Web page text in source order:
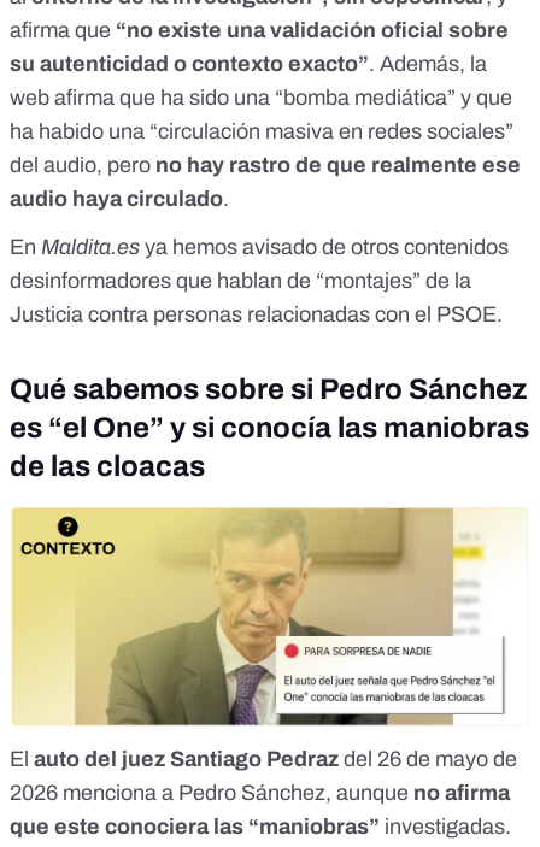
afirma que “no existe una validación oficial sobre
su autenticidad o contexto exacto”. Además, la
web afirma que ha sido una “bomba mediática” y que
ha habido una “circulación masiva en redes sociales”
del audio, pero no hay rastro de que realmente ese
audio haya circulado.
En Maldita.es ya hemos avisado de otros contenidos
desinformadores que hablan de “montajes” de la
Justicia contra personas relacionadas con el PSOE.
Qué sabemos sobre si Pedro Sánchez
es “el One” y si conocía las maniobras
de las cloacas
El auto del juez Santiago Pedraz del 26 de mayo de
2026 menciona a Pedro Sánchez, aunque no afirma
que este conociera las “maniobras” investigadas.